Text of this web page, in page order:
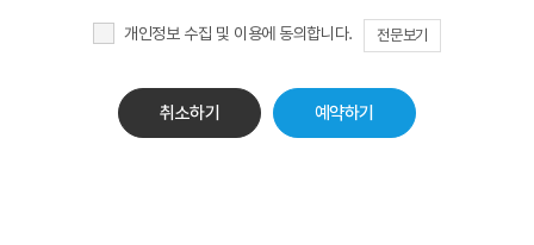
개인정보 수집 및 이용에 동의합니다. 전문보기
취소하기